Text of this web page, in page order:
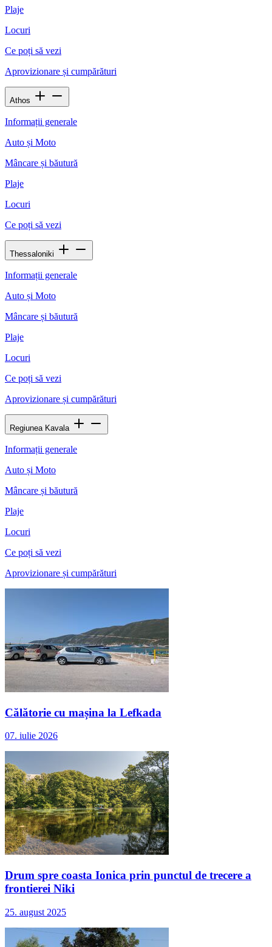
Plaje
Locuri
Ce poți să vezi
Aprovizionare și cumpărături
Athos
Informații generale
Auto și Moto
Mâncare și băutură
Plaje
Locuri
Ce poți să vezi
Thessaloniki
Informații generale
Auto și Moto
Mâncare și băutură
Plaje
Locuri
Ce poți să vezi
Aprovizionare și cumpărături
Regiunea Kavala
Informații generale
Auto și Moto
Mâncare și băutură
Plaje
Locuri
Ce poți să vezi
Aprovizionare și cumpărături
Călătorie cu mașina la Lefkada
07. iulie 2026
Drum spre coasta Ionica prin punctul de trecere a
frontierei Niki
25. august 2025